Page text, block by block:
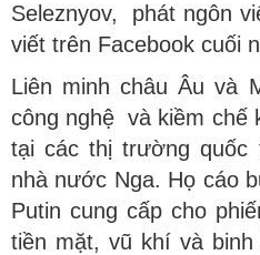
Seleznyov, phát ngôn
viết trên Facebook cuối
Liên minh châu Âu và
công nghệ và kiềm chế
tại các thị trường quốc
nhà nước Nga. Họ cáo
Putin cung cấp cho
tiền mặt, vũ khí và